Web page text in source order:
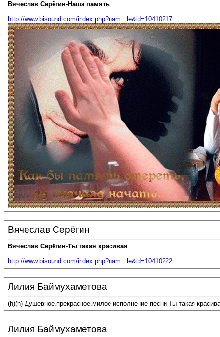
Вячеслав Серёгин-Наша память
http://www.bisound.com/index.php?nam...le&id=10410217
Вячеслав Серёгин
Вячеслав Серёгин-Ты такая красивая
http://www.bisound.com/index.php?nam...le&id=10410222
Лилия Баймухаметова
(h)(h) Душевное,прекрасное,милое исполнение песни Ты такая
Лилия Баймухаметова